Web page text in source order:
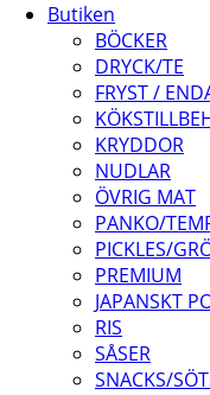
Butiken
BÖCKER
DRYCK/TE
FRYST /
KRYDDOR
NUDLAR
ÖVRIG MAT
PANKO/
PICKLES/
PREMIUM
JAPANSKT
RIS
SÅSER
SNACKS/